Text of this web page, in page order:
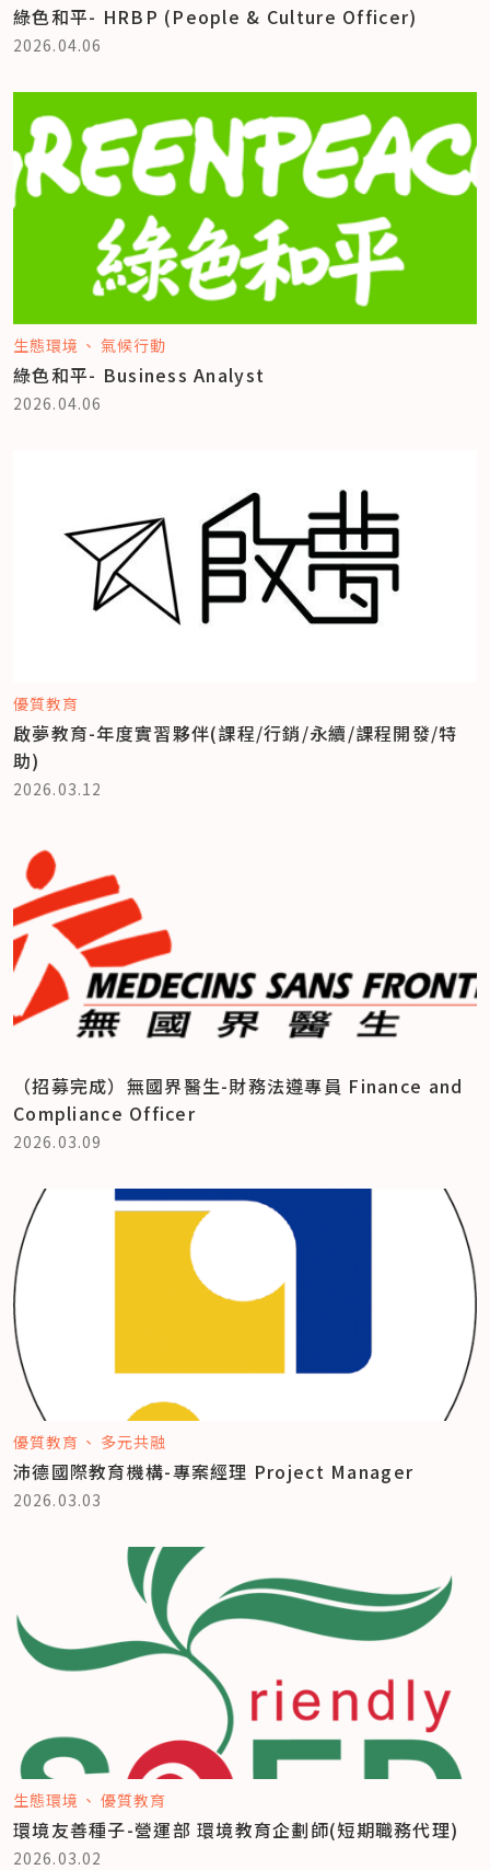
綠色和平- HRBP (People & Culture Officer)
2026.04.06
生態環境 氣候行動
綠色和平- Business Analyst
2026.04.06
優質教育
啟夢教育-年度實習夥伴(課程/行銷/永續/課程開發/特
助)
2026.03.12
（招募完成）無國界醫生-財務法遵專員 Finance and
Compliance Officer
2026.03.09
優質教育 多元共融
沛德國際教育機構-專案經理 Project Manager
2026.03.03
生態環境 優質教育
環境友善種子-營運部 環境教育企劃師(短期職務代理)
2026.03.02